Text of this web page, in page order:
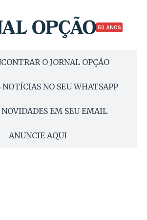
50 ANOS
O JORNAL OPÇÃO
NOTÍCIAS NO SEU WHATSAPP
NOVIDADES EM SEU EMAIL
ANUNCIE AQUI